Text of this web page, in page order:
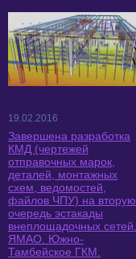
19.02.2016
Завершена разработка
КМД (чертежей
отправочных марок,
деталей, монтажных
схем, ведомостей,
файлов ЧПУ) на вторую
очередь эстакады
внеплощадочных сетей.
ЯМАО. Южно-
Тамбейское ГКМ.